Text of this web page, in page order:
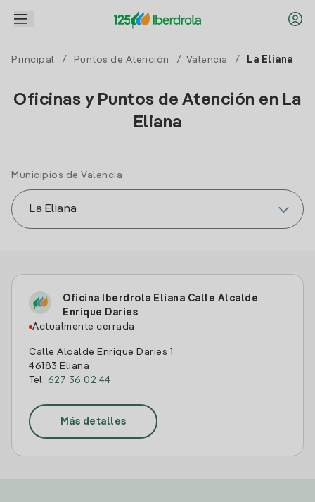
Principal / Puntos de Atención / Valencia / La Eliana
Oficinas y Puntos de Atención en La
Eliana
Municipios de Valencia
Oficina Iberdrola Eliana Calle Alcalde
Enrique Daries
Actualmente cerrada
Calle Alcalde Enrique Daries 1
46183 Eliana
Tel: 627 36 02 44
Más detalles